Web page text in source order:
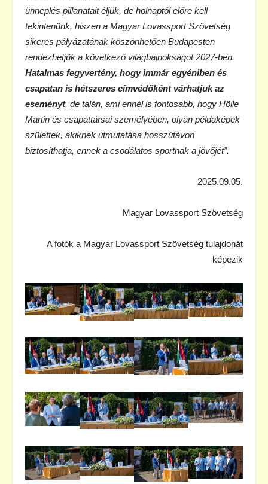
ünneplés pillanatait éljük, de holnaptól előre kell
tekintenünk, hiszen a Magyar Lovassport Szövetség
sikeres pályázatának köszönhetően Budapesten
rendezhetjük a következő világbajnokságot 2027-ben.
Hatalmas fegyvertény, hogy immár egyéniben és
csapatan is hétszeres címvédőként várhatjuk az
eseményt, de talán, ami ennél is fontosabb, hogy Hölle
Martin és csapattársai személyében, olyan példaképek
születtek, akiknek útmutatása hosszútávon
biztosíthatja, ennek a csodálatos sportnak a jövőjét”.
2025.09.05.
Magyar Lovassport Szövetség
A fotók a Magyar Lovassport Szövetség tulajdonát
képezik